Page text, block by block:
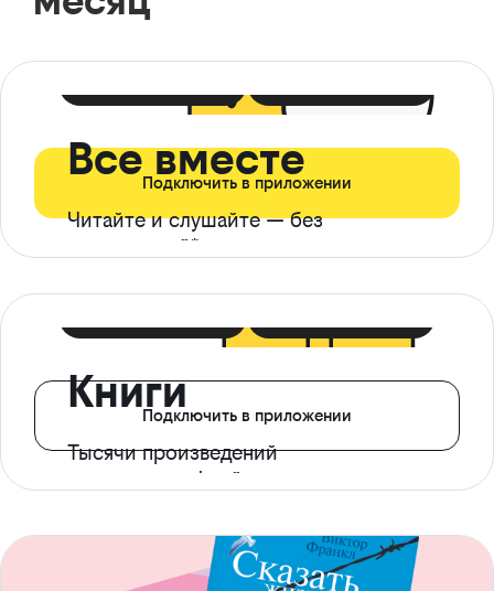
Все вместе
Читайте и слушайте — без
ограничений*
Подключить в приложении
Книги
Тысячи произведений
с доступом офлайн
Подключить в приложении